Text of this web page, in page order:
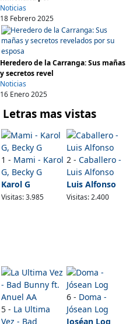
Noticias
18 Febrero 2025
Heredero de la Carranga: Sus mañas
y secretos revel
Noticias
16 Enero 2025
Letras mas vistas
1 - Mami - Karol
G, Becky G
Karol G
Visitas: 3.985
2 -Caballero -
Luis Alfonso
Luis Alfonso
Visitas: 2.400
5 - La Ultima
Vez - Bad
6 - Doma -
Jósean Log
Joséan Log